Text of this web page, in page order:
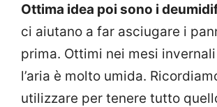
Ottima idea poi sono i
ci aiutano a far asciugare i
prima. Ottimi nei mesi
l’aria è molto umida.
utilizzare per tenere tutto